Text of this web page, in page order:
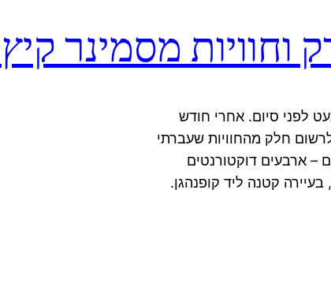
וחוויות מסמינר
לפני סיום. אחרי חודש
חלק מהחוויות שעברתי
– ארבעים דוקטורנטים
קטנה ליד קופנהגן.